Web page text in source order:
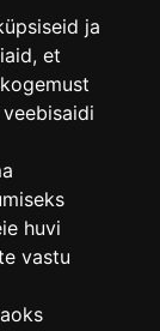
ja
et
veebisaidi
huvi
vastu